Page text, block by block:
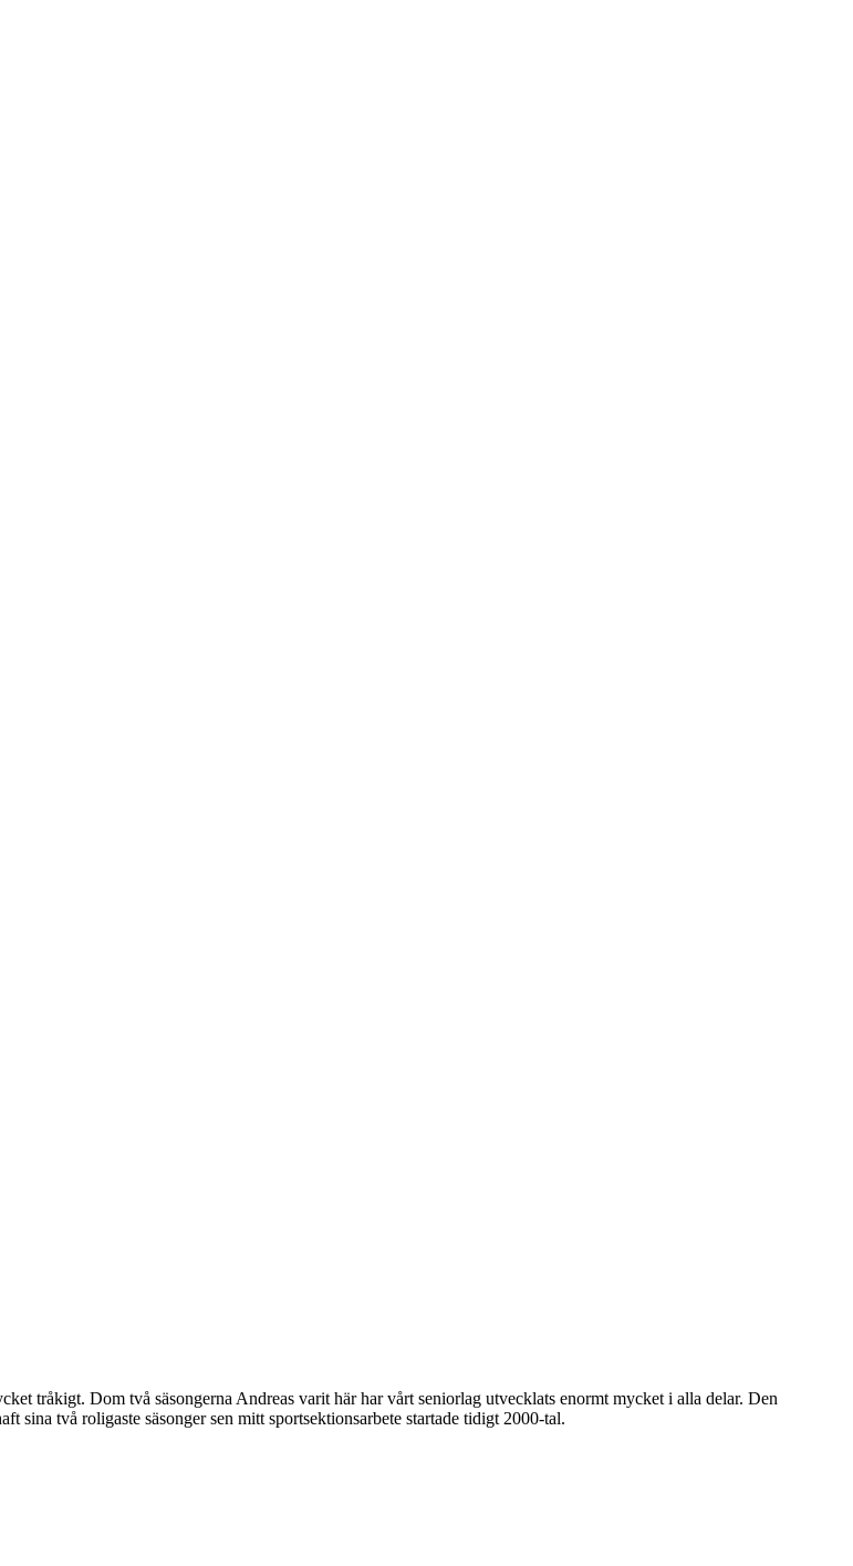
tråkigt. Dom två säsongerna Andreas varit här har vårt seniorlag utvecklats enormt mycket i alla delar. Den
sina två roligaste säsonger sen mitt sportsektionsarbete startade tidigt 2000-tal.